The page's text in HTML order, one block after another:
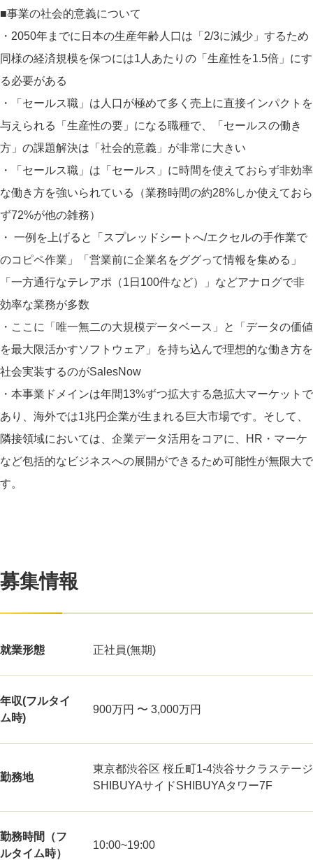
■事業の社会的意義について
・2050年までに日本の生産年齢人口は「2/3に減少」するため
同様の経済規模を保つには1人あたりの「生産性を1.5倍」にす
る必要がある
・「セールス職」は人口が極めて多く売上に直接インパクトを
与えられる「生産性の要」になる職種で、「セールスの働き
方」の課題解決は「社会的意義」が非常に大きい
・「セールス職」は「セールス」に時間を使えておらず非効率
な働き方を強いられている（業務時間の約28%しか使えておら
ず72%が他の雑務）
・ 一例を上げると「スプレッドシートへ/エクセルの手作業で
のコピペ作業」「営業前に企業名をググって情報を集める」
「一方通行なテレアポ（1日100件など）」などアナログで非
効率な業務が多数
・ここに「唯一無二の大規模データベース」と「データの価値
を最大限活かすソフトウェア」を持ち込んで理想的な働き方を
社会実装するのがSalesNow
・本事業ドメインは年間13%ずつ拡大する急拡大マーケットで
あり、海外では1兆円企業が生まれる巨大市場です。そして、
隣接領域においては、企業データ活用をコアに、HR・マーケ
など包括的なビジネスへの展開ができるため可能性が無限大で
す。
募集情報
就業形態 正社員(無期)
年収(フルタイ
ム時)
900万円 〜 3,000万円
勤務地
東京都渋谷区 桜丘町1-4渋谷サクラステージ
SHIBUYAサイドSHIBUYAタワー7F
勤務時間（フ
ルタイム時）
10:00~19:00